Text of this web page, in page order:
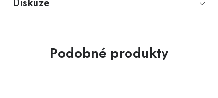
Diskuze
Podobné produkty